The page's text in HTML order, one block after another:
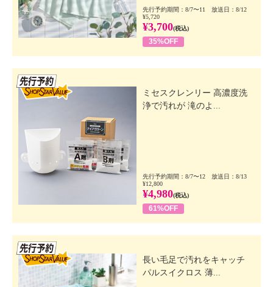
先行予約期間：8/7〜11 放送日：8/12
¥5,720
¥3,700(税込)
35%OFF
ミセスクレンリー 高濃度洗
浄で汚れが 滝のよ...
先行予約期間：8/7〜12 放送日：8/13
¥12,800
¥4,980(税込)
61%OFF
長い毛足で汚れをキャッチ
パルスイクロス 薄...